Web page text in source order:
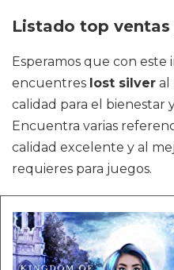
Listado top
Esperamos que con
encuentres lost silver al
calidad para el bienestar
Encuentra varias
calidad excelente y al
requieres para juegos.